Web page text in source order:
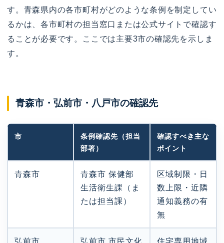
す。青森県内の各市町村がどのような条例を制定してい
るかは、各市町村の担当窓口または公式サイトで確認す
ることが必要です。ここでは主要3市の確認先を示しま
す。
青森市・弘前市・八戸市の確認先
市
条例確認先（担当
部署）
確認すべき主な
ポイント
青森市
青森市 保健部
生活衛生課（ま
たは担当課）
区域制限・日
数上限・近隣
通知義務の有
無